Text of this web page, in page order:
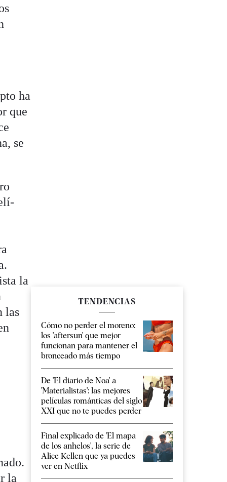
ha
que
se
la
las
la
TENDENCIAS
Cómo no perder el moreno:
los 'aftersun' que mejor
funcionan para mantener el
bronceado más tiempo
De 'El diario de Noa' a
'Materialistas': las mejores
películas románticas del siglo
XXI que no te puedes perder
Final explicado de 'El mapa
de los anhelos', la serie de
Alice Kellen que ya puedes
ver en Netflix